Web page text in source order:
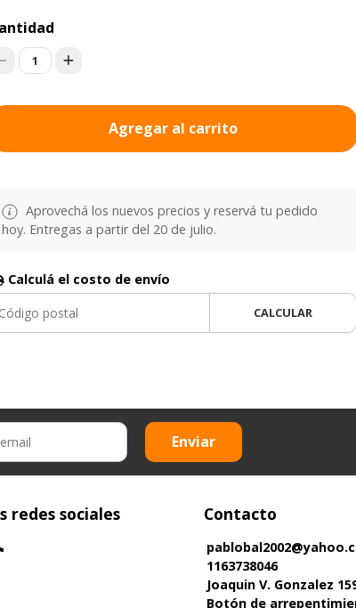
1
Agregar al carrito
Aprovechá los nuevos precios y reservá tu pedido
hoy. Entregas a partir del 20 de julio.
Calculá el costo de envío
CALCULAR
Enviar
redes sociales Contacto
1163738046
Joaquin V. Gonzalez
Botón de